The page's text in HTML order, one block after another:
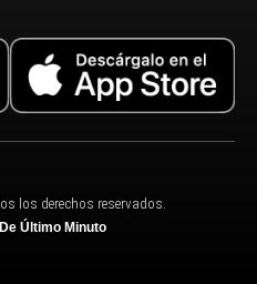
los derechos reservados.
Último Minuto